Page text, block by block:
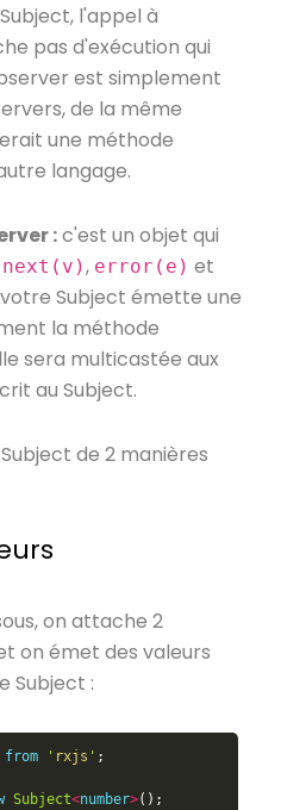
l'appel à
pas d'exécution qui
est simplement
de la même
une méthode
langage.
:c'est un objet qui
next(v), error(e) et
votre Subject émette une
la méthode
sera multicastée aux
au Subject.
de 2 manières
on attache 2
on émet des valeurs
Subject :
from ' rxjs ' ;
Subject<number>();